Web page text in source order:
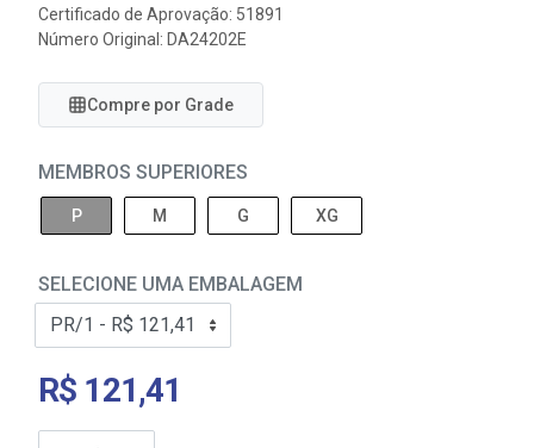
Certificado de Aprovação: 51891
Número Original: DA24202E
Compre por Grade
MEMBROS SUPERIORES
P M G XG
SELECIONE UMA EMBALAGEM
R$ 121,41